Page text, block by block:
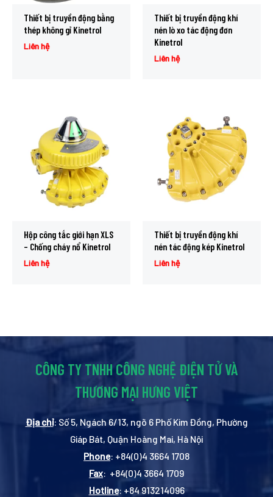
Thiết bị truyền động bằng
thép không gỉ Kinetrol
Liên hệ
Thiết bị truyền động khí
nén lò xo tác động đơn
Kinetrol
Liên hệ
Hộp công tắc giới hạn XLS
– Chống cháy nổ Kinetrol
Liên hệ
Thiết bị truyền động khí
nén tác động kép Kinetrol
Liên hệ
CÔNG TY TNHH CÔNG NGHỆ ĐIỆN TỬ VÀ
THƯƠNG MẠI HƯNG VIỆT
Địa chỉ: Số 5, Ngách 6/13, ngõ 6 Phố Kim Đồng, Phường
Giáp Bát, Quận Hoàng Mai, Hà Nội
Phone: +84(0)4 3664 1708
Fax: +84(0)4 3664 1709
Hotline: +84 913214096